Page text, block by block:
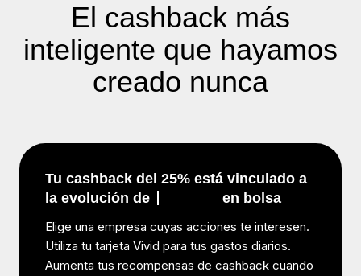
El cashback más
inteligente que hayamos
creado nunca
Tu cashback del 25% está vinculado a
la evolución de
en bolsa
Elige una empresa cuyas acciones te interesen.
Utiliza tu tarjeta Vivid para tus gastos diarios.
Aumenta tus recompensas de cashback cuando